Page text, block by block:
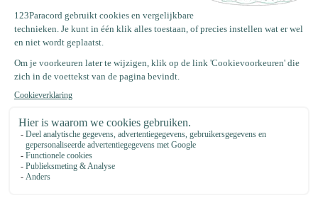
Productomschrijving
Specificaties
Recent bekeken